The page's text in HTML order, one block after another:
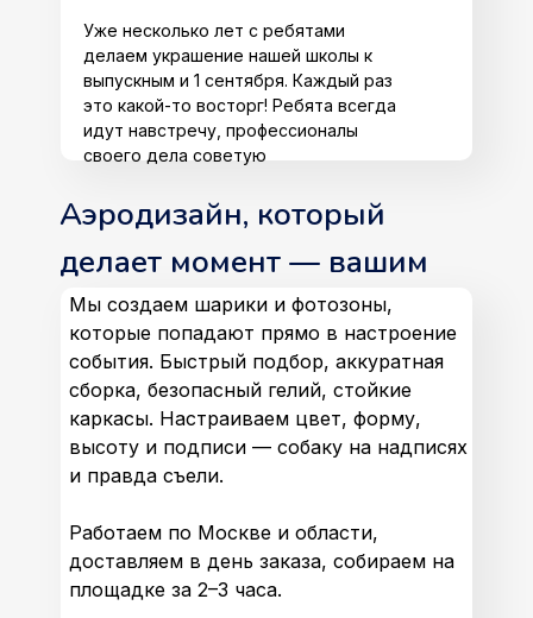
Уже несколько лет с ребятами
делаем украшение нашей школы к
выпускным и 1 сентября. Каждый раз
это какой-то восторг! Ребята всегда
идут навстречу, профессионалы
своего дела советую
Аэродизайн, который
делает момент — вашим
Мы создаем шарики и фотозоны,
которые попадают прямо в настроение
события. Быстрый подбор, аккуратная
сборка, безопасный гелий, стойкие
каркасы. Настраиваем цвет, форму,
высоту и подписи — собаку на надписях
и правда съели.
Работаем по Москве и области,
доставляем в день заказа, собираем на
площадке за 2–3 часа.